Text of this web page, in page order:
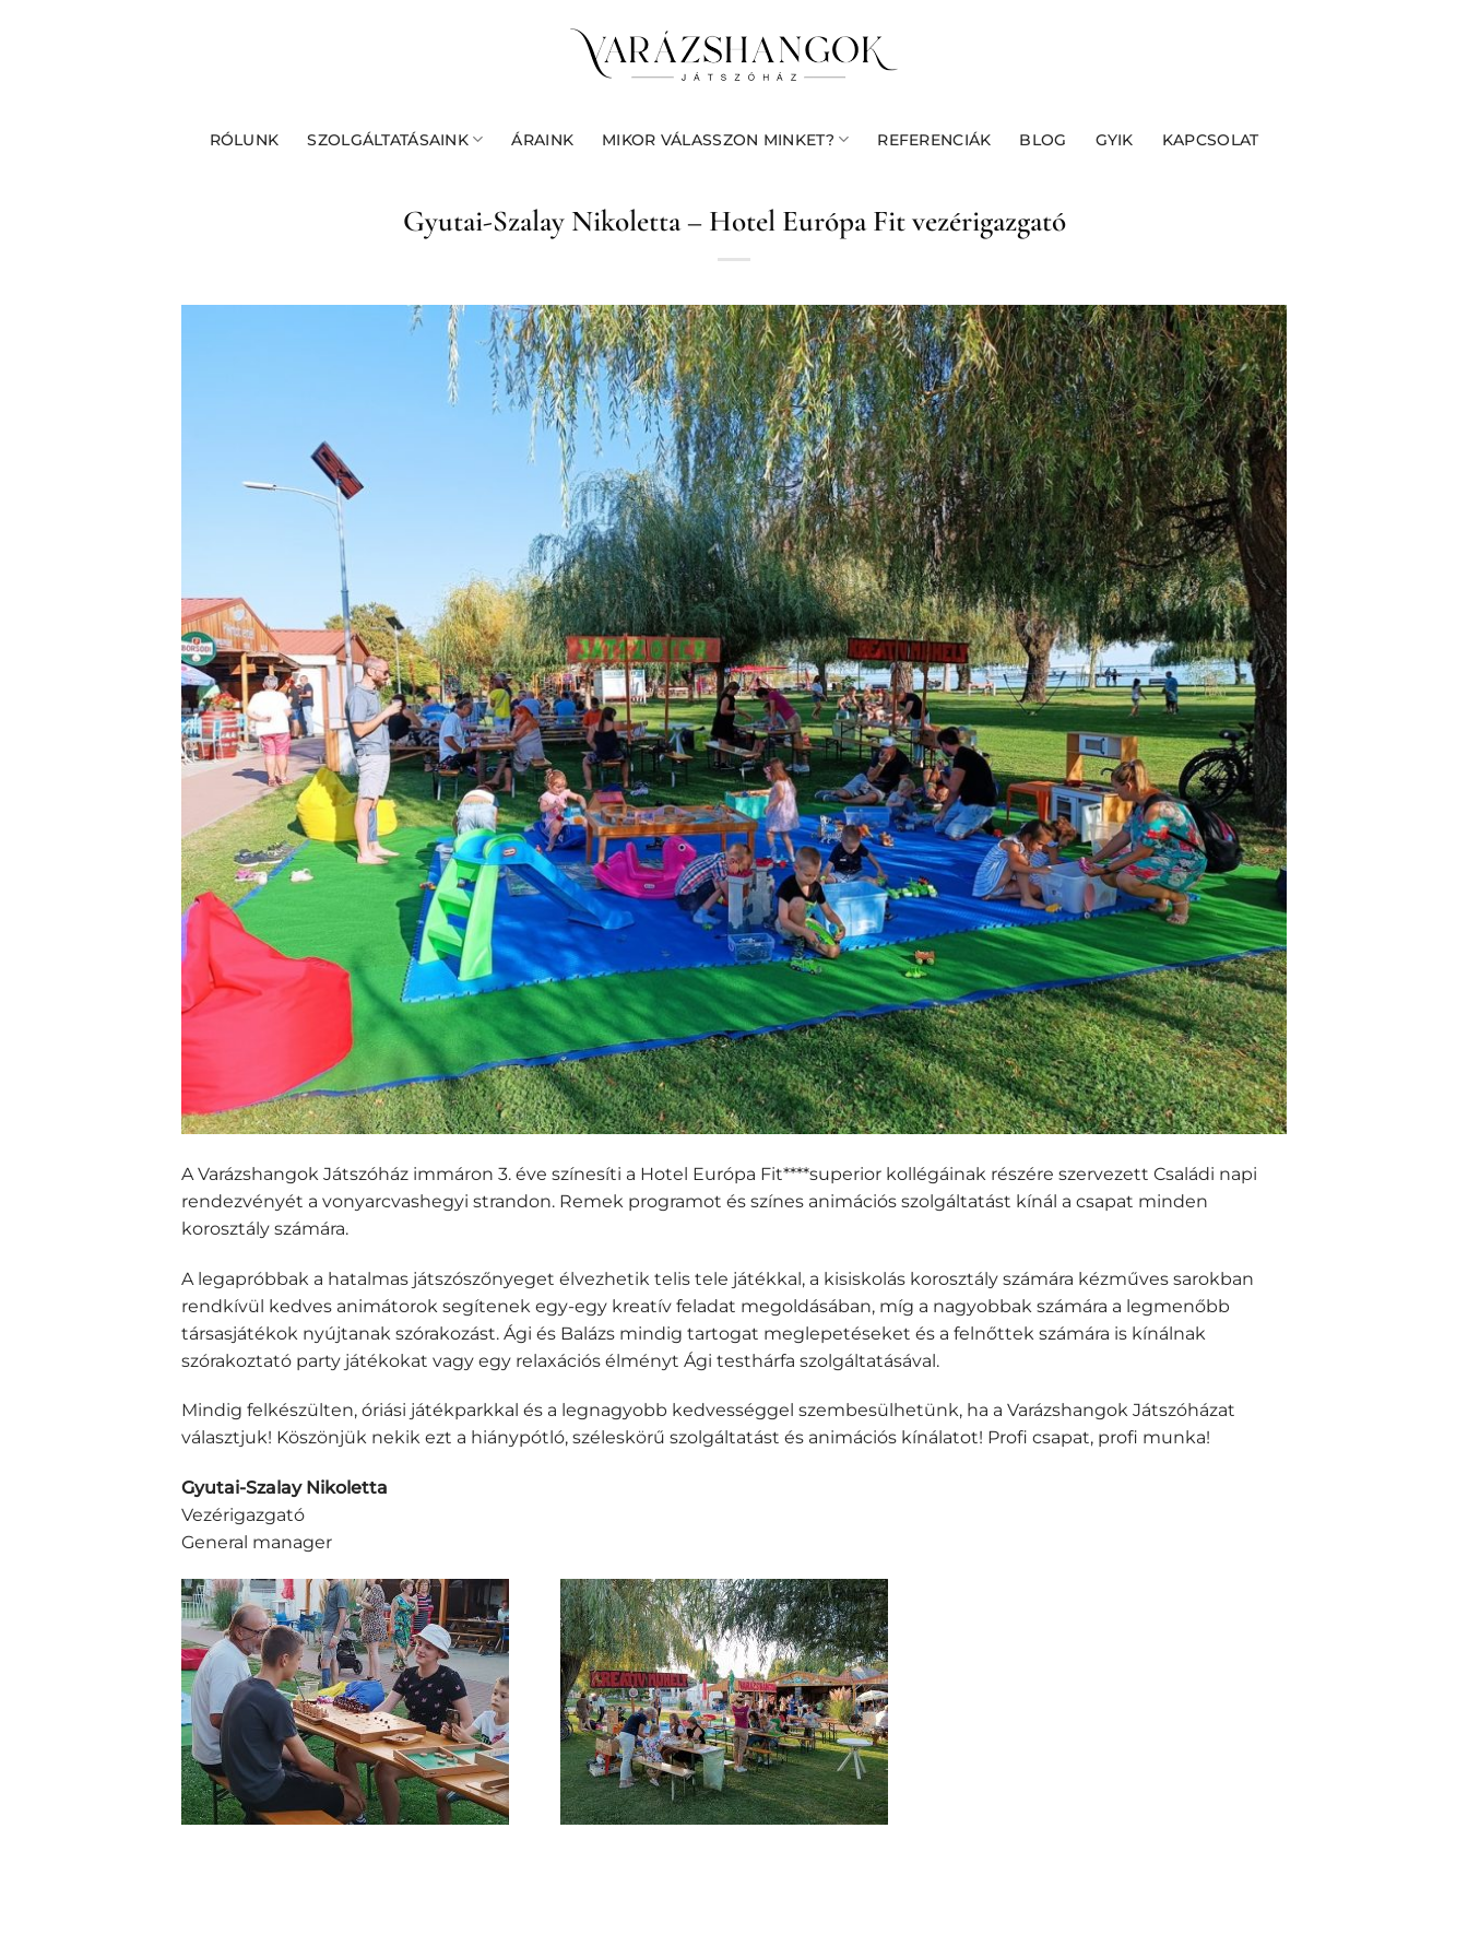
RÓLUNK SZOLGÁLTATÁSAINK ÁRAINK MIKOR VÁLASSZON MINKET? REFERENCIÁK BLOG GYIK KAPCSOLAT
Gyutai-Szalay Nikoletta – Hotel Európa Fit vezérigazgató
A Varázshangok Játszóház immáron 3. éve színesíti a Hotel Európa Fit****superior kollégáinak részére szervezett Családi napi
rendezvényét a vonyarcvashegyi strandon. Remek programot és színes animációs szolgáltatást kínál a csapat minden
korosztály számára.
A legapróbbak a hatalmas játszószőnyeget élvezhetik telis tele játékkal, a kisiskolás korosztály számára kézműves sarokban
rendkívül kedves animátorok segítenek egy-egy kreatív feladat megoldásában, míg a nagyobbak számára a legmenőbb
társasjátékok nyújtanak szórakozást. Ági és Balázs mindig tartogat meglepetéseket és a felnőttek számára is kínálnak
szórakoztató party játékokat vagy egy relaxációs élményt Ági testhárfa szolgáltatásával.
Mindig felkészülten, óriási játékparkkal és a legnagyobb kedvességgel szembesülhetünk, ha a Varázshangok Játszóházat
választjuk! Köszönjük nekik ezt a hiánypótló, széleskörű szolgáltatást és animációs kínálatot! Profi csapat, profi munka!
Gyutai-Szalay Nikoletta
Vezérigazgató
General manager